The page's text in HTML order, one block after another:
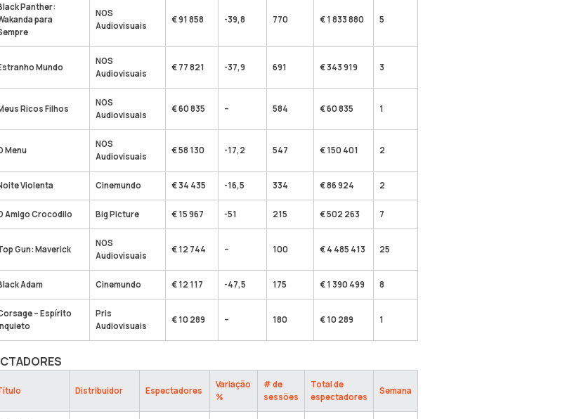
Panther:
para
NOS
Audiovisuais
€ 91 858 -39,8 770 € 1 833 880 5
Mundo
NOS
Audiovisuais
€ 77 821 -37,9 691 € 343 919 3
Ricos Filhos
NOS
Audiovisuais
€ 60 835 – 584 € 60 835 1
Menu
NOS
Audiovisuais
€ 58 130 -17,2 547 € 150 401 2
Violenta Cinemundo € 34 435 -16,5 334 € 86 924 2
Amigo Crocodilo Big Picture € 15 967 -51 215 € 502 263 7
Gun: Maverick
NOS
Audiovisuais
€ 12 744 – 100 € 4 485 413 25
Adam Cinemundo € 12 117 -47,5 175 € 1 390 499 8
– Espírito
Pris
Audiovisuais
€ 10 289 – 180 € 10 289 1
Distribuidor Espectadores
Variação
%
# de
sessões
Total de
espectadores
Semana